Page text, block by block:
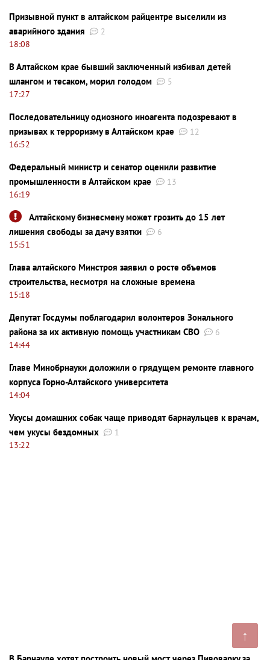
↑
Призывной пункт в алтайском райцентре выселили из
аварийного здания
2
18:08
В Алтайском крае бывший заключенный избивал детей
шлангом и тесаком, морил голодом
5
17:27
Последовательницу одиозного иноагента подозревают в
призывах к терроризму в Алтайском крае
12
16:52
Федеральный министр и сенатор оценили развитие
промышленности в Алтайском крае
13
16:19
Алтайскому бизнесмену может грозить до 15 лет
лишения свободы за дачу взятки
6
15:51
Глава алтайского Минстроя заявил о росте объемов
строительства, несмотря на сложные времена
15:18
Депутат Госдумы поблагодарил волонтеров Зонального
района за их активную помощь участникам СВО
6
14:44
Главе Минобрнауки доложили о грядущем ремонте главного
корпуса Горно-Алтайского университета
14:04
Укусы домашних собак чаще приводят барнаульцев к врачам,
чем укусы бездомных
1
13:22